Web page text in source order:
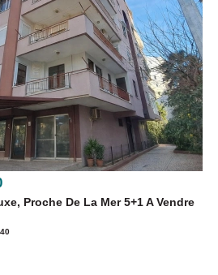
Proche De La Mer 5+1 A Vendre